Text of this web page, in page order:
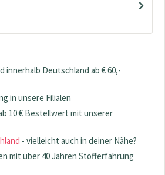
innerhalb Deutschland ab € 60,-
in unsere Filialen
10 € Bestellwert mit unserer
- vielleicht auch in deiner Nähe?
mit über 40 Jahren Stofferfahrung